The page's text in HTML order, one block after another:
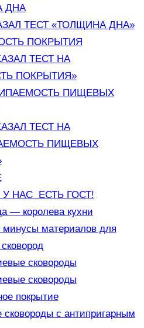
ДНА
ТЕСТ «ТОЛЩИНА ДНА»
ПОКРЫТИЯ
ТЕСТ НА
ПОКРЫТИЯ»
ПИЩЕВЫХ
ТЕСТ НА
ПИЩЕВЫХ
НАС ЕСТЬ ГОСТ!
— королева кухни
материалов для
сковороды
сковороды
покрытие
с антипригарным